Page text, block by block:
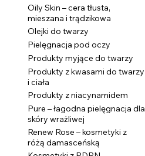
Oily Skin – cera tłusta,
mieszana i trądzikowa
Olejki do twarzy
Pielęgnacja pod oczy
Produkty myjące do twarzy
Produkty z kwasami do twarzy
i ciała
Produkty z niacynamidem
Pure – łagodna pielęgnacja dla
skóry wrażliwej
Renew Rose – kosmetyki z
różą damasceńską